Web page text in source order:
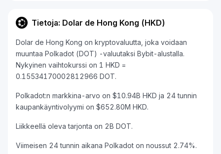
Tietoja: Dolar de Hong Kong (HKD)
Dolar de Hong Kong on kryptovaluutta, joka voidaan
muuntaa Polkadot (DOT) -valuutaksi Bybit-alustalla.
Nykyinen vaihtokurssi on 1 HKD =
0.15534170002812966 DOT.
Polkadot:n markkina-arvo on $10.94B HKD ja 24 tunnin
kaupankäyntivolyymi on $652.80M HKD.
Liikkeellä oleva tarjonta on 2B DOT.
Viimeisen 24 tunnin aikana Polkadot on noussut 2.74%.